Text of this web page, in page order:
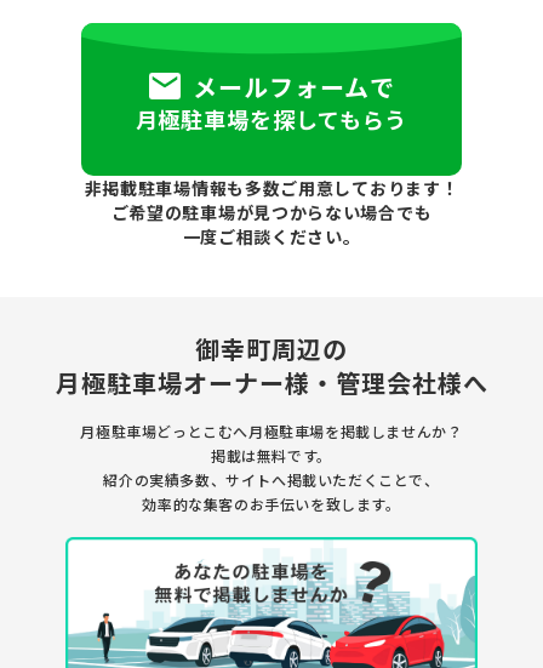
メールフォームで
月極駐車場を探してもらう
非掲載駐車場情報も多数ご用意しております！
ご希望の駐車場が見つからない場合でも
一度ご相談ください。
御幸町周辺の
月極駐車場オーナー様・管理会社様へ
月極駐車場どっとこむへ月極駐車場を掲載しませんか？
掲載は無料です。
紹介の実績多数、サイトへ掲載いただくことで、
効率的な集客のお手伝いを致します。